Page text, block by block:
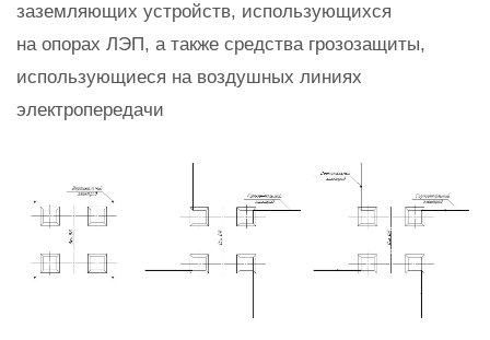
заземляющих устройств, использующихся
на опорах ЛЭП, а также средства грозозащиты,
использующиеся на воздушных линиях
электропередачи